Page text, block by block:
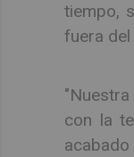
tiempo,
fuera
con la